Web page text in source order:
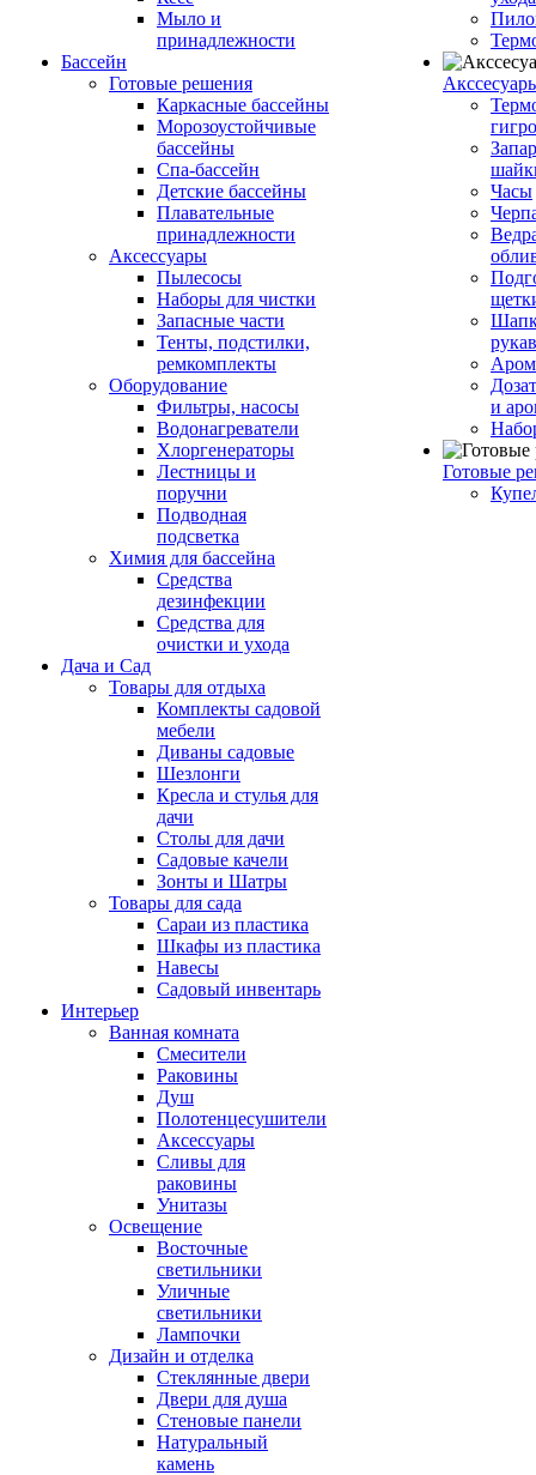
Мыло и
принадлежности
Бассейн
Готовые решения
Каркасные бассейны
Морозоустойчивые
бассейны
Спа-бассейн
Детские бассейны
Плавательные
принадлежности
Аксессуары
Пылесосы
Наборы для чистки
Запасные части
Тенты, подстилки,
ремкомплекты
Оборудование
Фильтры, насосы
Водонагреватели
Хлоргенераторы
Лестницы и
поручни
Подводная
подсветка
Химия для бассейна
Средства
дезинфекции
Средства для
очистки и ухода
Дача и Сад
Товары для отдыха
Комплекты садовой
мебели
Диваны садовые
Шезлонги
Кресла и стулья для
дачи
Столы для дачи
Садовые качели
Зонты и Шатры
Товары для сада
Сараи из пластика
Шкафы из пластика
Навесы
Садовый инвентарь
Интерьер
Ванная комната
Смесители
Раковины
Душ
Полотенцесушители
Аксессуары
Сливы для
раковины
Унитазы
Освещение
Восточные
светильники
Уличные
светильники
Лампочки
Дизайн и отделка
Стеклянные двери
Двери для душа
Стеновые панели
Натуральный
камень
Часы
и
Готовые